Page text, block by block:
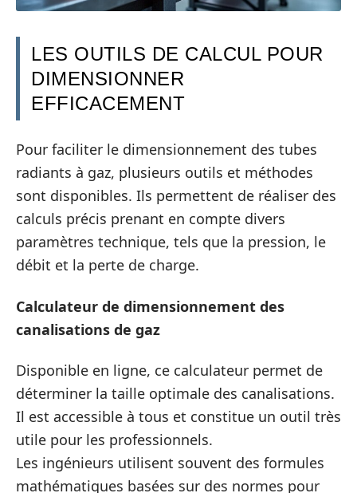
LES OUTILS DE CALCUL POUR
DIMENSIONNER
EFFICACEMENT
Pour faciliter le dimensionnement des tubes
radiants à gaz, plusieurs outils et méthodes
sont disponibles. Ils permettent de réaliser des
calculs précis prenant en compte divers
paramètres technique, tels que la pression, le
débit et la perte de charge.
Calculateur de dimensionnement des
canalisations de gaz
Disponible en ligne, ce calculateur permet de
déterminer la taille optimale des canalisations.
Il est accessible à tous et constitue un outil très
utile pour les professionnels.
Les ingénieurs utilisent souvent des formules
mathématiques basées sur des normes pour